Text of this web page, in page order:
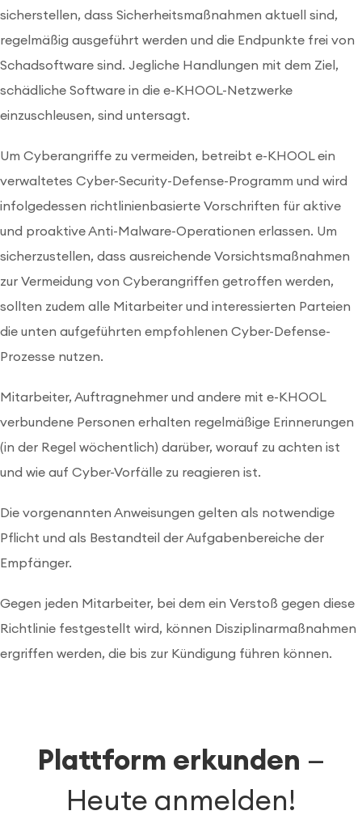
sicherstellen, dass Sicherheitsmaßnahmen aktuell sind,
regelmäßig ausgeführt werden und die Endpunkte frei von
Schadsoftware sind. Jegliche Handlungen mit dem Ziel,
schädliche Software in die e-KHOOL-Netzwerke
einzuschleusen, sind untersagt.
Um Cyberangriffe zu vermeiden, betreibt e-KHOOL ein
verwaltetes Cyber-Security-Defense-Programm und wird
infolgedessen richtlinienbasierte Vorschriften für aktive
und proaktive Anti-Malware-Operationen erlassen. Um
sicherzustellen, dass ausreichende Vorsichtsmaßnahmen
zur Vermeidung von Cyberangriffen getroffen werden,
sollten zudem alle Mitarbeiter und interessierten Parteien
die unten aufgeführten empfohlenen Cyber-Defense-
Prozesse nutzen.
Mitarbeiter, Auftragnehmer und andere mit e-KHOOL
verbundene Personen erhalten regelmäßige Erinnerungen
(in der Regel wöchentlich) darüber, worauf zu achten ist
und wie auf Cyber-Vorfälle zu reagieren ist.
Die vorgenannten Anweisungen gelten als notwendige
Pflicht und als Bestandteil der Aufgabenbereiche der
Empfänger.
Gegen jeden Mitarbeiter, bei dem ein Verstoß gegen diese
Richtlinie festgestellt wird, können Disziplinarmaßnahmen
ergriffen werden, die bis zur Kündigung führen können.
Plattform erkunden —
Heute anmelden!